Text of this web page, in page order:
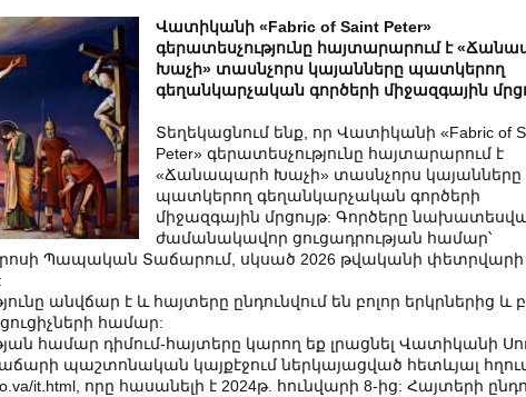
Վատիկանի «Fabric of Saint Peter»
գերատեսչությունը հայտարարում է
Խաչի» տասնչորս կայանները պատկերող
գեղանկարչական գործերի միջազգային
Տեղեկացնում ենք, որ Վատիկանի «Fabric of
Peter» գերատեսչությունը հայտարարում է
«Ճանապարհ Խաչի» տասնչորս կայանները
պատկերող գեղանկարչական գործերի
միջազգային մրցույթ: Գործերը
ժամանակավոր ցուցադրության համար՝
Պապական Տաճարում, սկսած 2026 թվականի փետրվարի
անվճար է և հայտերը ընդունվում են բոլոր երկրներից և
համար:
համար դիմում-հայտերը կարող եք լրացնել Վատիկանի
պաշտոնական կայքէջում ներկայացված հետևյալ
it.html, որը հասանելի է 2024թ. հունվարի 8-ից: Հայտերի